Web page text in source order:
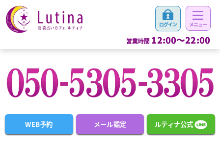
営業時間 12:00～22:00
WEB予約 メール鑑定 ルティナ公式